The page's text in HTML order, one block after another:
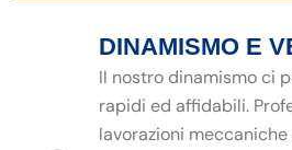
DINAMISMO E
Il nostro dinamismo ci
rapidi ed affidabili.
lavorazioni